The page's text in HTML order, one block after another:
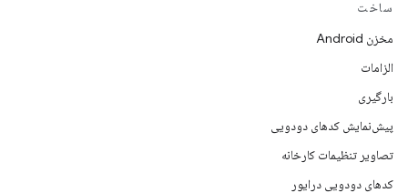
ساخت
مخزن Android
الزامات
بارگیری
پیش‌نمایش کدهای دودویی
تصاویر تنظیمات کارخانه
کدهای دودویی درایور